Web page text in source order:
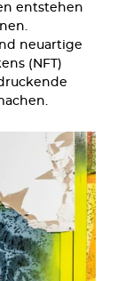
entstehen
neuartige
(NFT)